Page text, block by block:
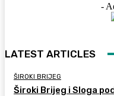
-
LATEST ARTICLES
ŠIROKI BRIJEG
Široki Brijeg i Sloga